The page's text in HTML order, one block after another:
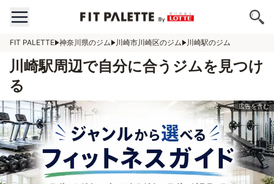
FIT PALETTE 神奈川県のジム 川崎市川崎区のジム 川崎駅のジム
川崎駅周辺で自分に合うジムを見つけ
る